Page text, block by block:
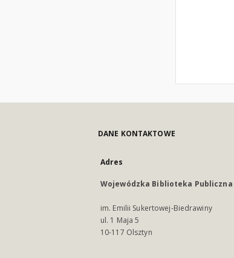
DANE KONTAKTOWE
Adres
Wojewódzka Biblioteka Publiczna
im. Emilii Sukertowej-Biedrawiny
ul. 1 Maja 5
10-117 Olsztyn